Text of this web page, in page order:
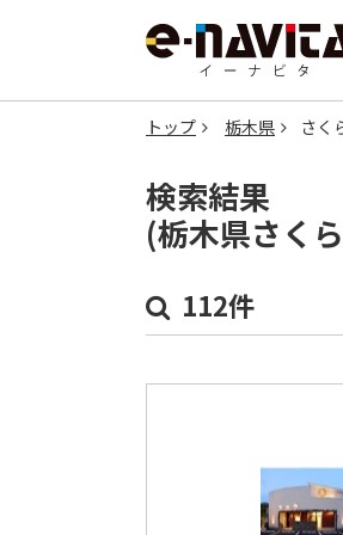
トップ 栃木県 さく
検索結果
(栃木県さく
112件